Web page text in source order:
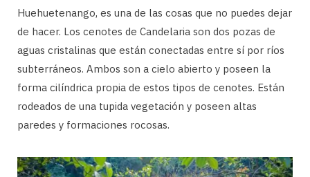
Huehuetenango, es una de las cosas que no puedes dejar
de hacer. Los cenotes de Candelaria son dos pozas de
aguas cristalinas que están conectadas entre sí por ríos
subterráneos. Ambos son a cielo abierto y poseen la
forma cilíndrica propia de estos tipos de cenotes. Están
rodeados de una tupida vegetación y poseen altas
paredes y formaciones rocosas.